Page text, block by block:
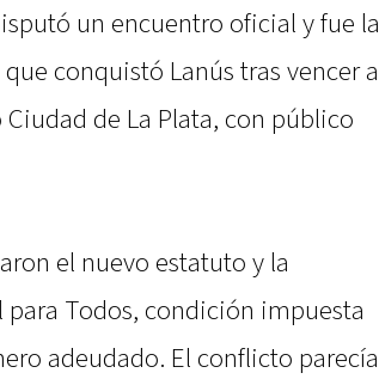
un encuentro oficial y fue la
conquistó Lanús tras vencer a
de La Plata, con público
el nuevo estatuto y la
Todos, condición impuesta
adeudado. El conflicto parecía